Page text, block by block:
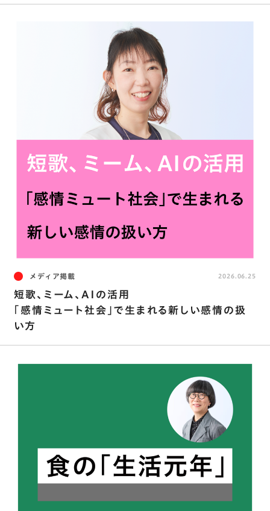
メディア掲載
短歌、ミーム、AIの活用
｢感情ミュート社会｣で生まれる新しい感情の扱
い方
2026.06.25